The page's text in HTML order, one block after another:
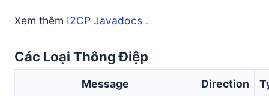
Xem thêm I2CP Javadocs .
Các Loại Thông Điệp
Message Direction